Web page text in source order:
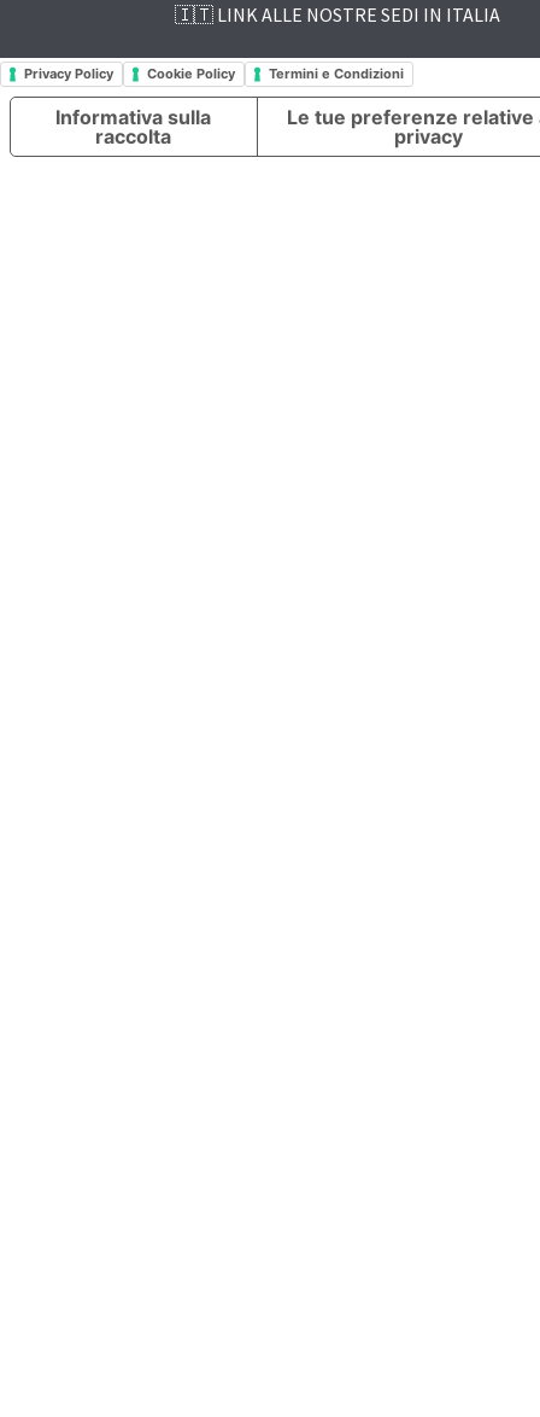
🇮🇹 LINK ALLE NOSTRE SEDI IN ITALIA
Privacy Policy Cookie Policy Termini e Condizioni
Informativa sulla
raccolta
Le tue preferenze relative
privacy